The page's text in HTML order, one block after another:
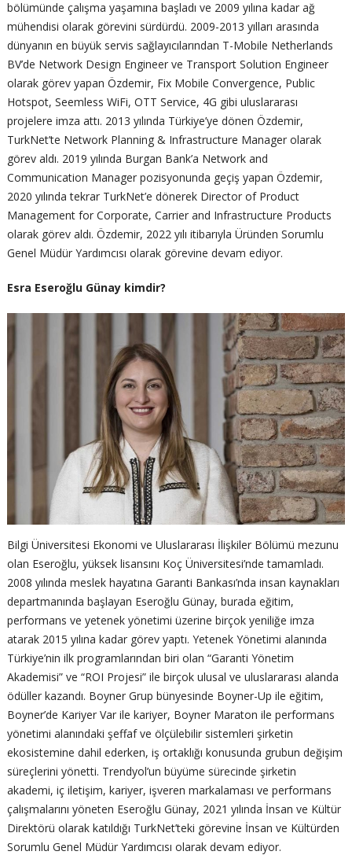
bölümünde çalışma yaşamına başladı ve 2009 yılına kadar ağ
mühendisi olarak görevini sürdürdü. 2009-2013 yılları arasında
dünyanın en büyük servis sağlayıcılarından T-Mobile Netherlands
BV’de Network Design Engineer ve Transport Solution Engineer
olarak görev yapan Özdemir, Fix Mobile Convergence, Public
Hotspot, Seemless WiFi, OTT Service, 4G gibi uluslararası
projelere imza attı. 2013 yılında Türkiye’ye dönen Özdemir,
TurkNet’te Network Planning & Infrastructure Manager olarak
görev aldı. 2019 yılında Burgan Bank’a Network and
Communication Manager pozisyonunda geçiş yapan Özdemir,
2020 yılında tekrar TurkNet’e dönerek Director of Product
Management for Corporate, Carrier and Infrastructure Products
olarak görev aldı. Özdemir, 2022 yılı itibarıyla Üründen Sorumlu
Genel Müdür Yardımcısı olarak görevine devam ediyor.
Esra Eseroğlu Günay kimdir?
Bilgi Üniversitesi Ekonomi ve Uluslararası İlişkiler Bölümü mezunu
olan Eseroğlu, yüksek lisansını Koç Üniversitesi’nde tamamladı.
2008 yılında meslek hayatına Garanti Bankası’nda insan kaynakları
departmanında başlayan Eseroğlu Günay, burada eğitim,
performans ve yetenek yönetimi üzerine birçok yeniliğe imza
atarak 2015 yılına kadar görev yaptı. Yetenek Yönetimi alanında
Türkiye’nin ilk programlarından biri olan “Garanti Yönetim
Akademisi” ve “ROI Projesi” ile birçok ulusal ve uluslararası alanda
ödüller kazandı. Boyner Grup bünyesinde Boyner-Up ile eğitim,
Boyner’de Kariyer Var ile kariyer, Boyner Maraton ile performans
yönetimi alanındaki şeffaf ve ölçülebilir sistemleri şirketin
ekosistemine dahil ederken, iş ortaklığı konusunda grubun değişim
süreçlerini yönetti. Trendyol’un büyüme sürecinde şirketin
akademi, iç iletişim, kariyer, işveren markalaması ve performans
çalışmalarını yöneten Eseroğlu Günay, 2021 yılında İnsan ve Kültür
Direktörü olarak katıldığı TurkNet’teki görevine İnsan ve Kültürden
Sorumlu Genel Müdür Yardımcısı olarak devam ediyor.